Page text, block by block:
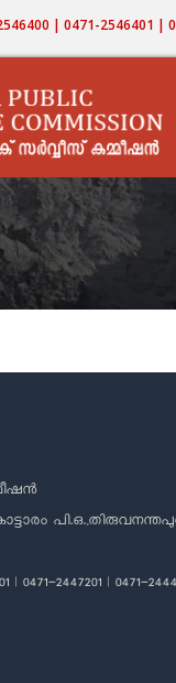
| 0471-2546401 |
| 0471-2447201 | 0471-